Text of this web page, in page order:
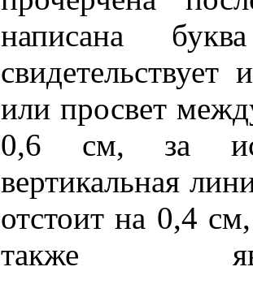
написана
свидетельствует
или просвет
0,6 см, за
вертикальная
отстоит на 0,4
также